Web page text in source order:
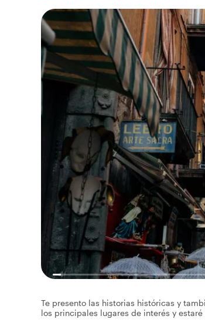
Te presento las historias históricas y
los principales lugares de interés y